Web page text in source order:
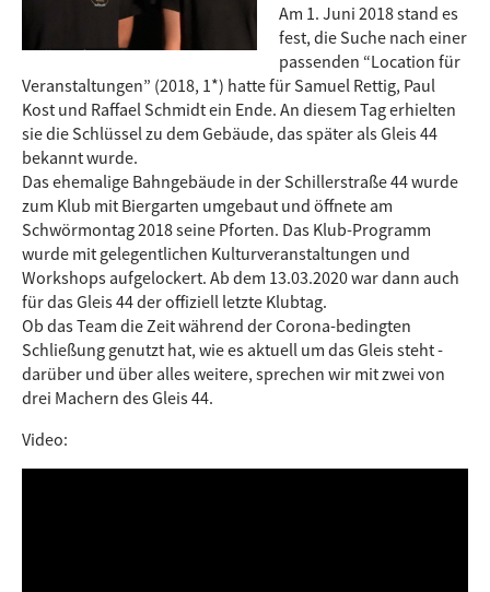
Am 1. Juni 2018 stand es
fest, die Suche nach einer
passenden “Location für
Veranstaltungen” (2018, 1*) hatte für Samuel Rettig, Paul
Kost und Raffael Schmidt ein Ende. An diesem Tag erhielten
sie die Schlüssel zu dem Gebäude, das später als Gleis 44
bekannt wurde.
Das ehemalige Bahngebäude in der Schillerstraße 44 wurde
zum Klub mit Biergarten umgebaut und öffnete am
Schwörmontag 2018 seine Pforten. Das Klub-Programm
wurde mit gelegentlichen Kulturveranstaltungen und
Workshops aufgelockert. Ab dem 13.03.2020 war dann auch
für das Gleis 44 der offiziell letzte Klubtag.
Ob das Team die Zeit während der Corona-bedingten
Schließung genutzt hat, wie es aktuell um das Gleis steht -
darüber und über alles weitere, sprechen wir mit zwei von
drei Machern des Gleis 44.
Video: